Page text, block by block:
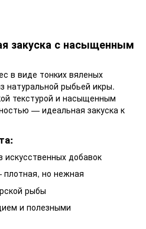
закуска с насыщенным
в виде тонких вяленых
натуральной рыбьей икры.
текстурой и насыщенным
— идеальная закуска к
искусственных добавок
плотная, но нежная
рыбы
и полезными